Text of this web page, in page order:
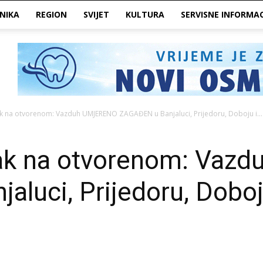
REGION SVIJET KULTURA SERVISNE
na otvorenom: Vazduh UMJERENO ZAGAĐEN u Banjaluci, Prijedoru, Doboju i...
na otvorenom:
Prijedoru,